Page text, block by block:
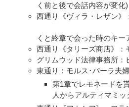
く前と後で会話内容が変化)
西通り《ヴィラ・レザン》
イリア(爆
くと終章で会った時のキ
西通り《タリーズ商店》：
グリムウッド法律事務所：
東通り：モルス･パーラ夫婦
第1章でレモネードを
人からアルティマミッ